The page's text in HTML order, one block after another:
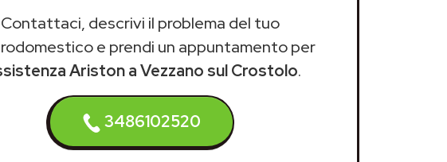
Contattaci, descrivi il problema del tuo
e prendi un appuntamento per
Ariston a Vezzano sul Crostolo.
3486102520